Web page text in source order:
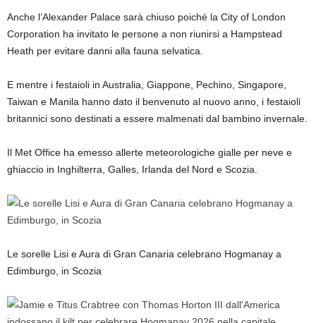
Anche l’Alexander Palace sarà chiuso poiché la City of London
Corporation ha invitato le persone a non riunirsi a Hampstead
Heath per evitare danni alla fauna selvatica.
E mentre i festaioli in Australia, Giappone, Pechino, Singapore,
Taiwan e Manila hanno dato il benvenuto al nuovo anno, i festaioli
britannici sono destinati a essere malmenati dal bambino invernale.
Il Met Office ha emesso allerte meteorologiche gialle per neve e
ghiaccio in Inghilterra, Galles, Irlanda del Nord e Scozia.
Le sorelle Lisi e Aura di Gran Canaria celebrano Hogmanay a
Edimburgo, in Scozia